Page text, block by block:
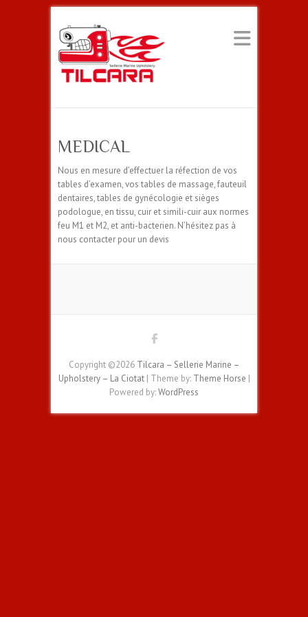
MEDICAL
Nous en mesure d’effectuer la réfection de vos
tables d’examen, vos tables de massage, fauteuil
dentaires, tables de gynécologie et sièges
podologue, en tissu, cuir et simili-cuir aux normes
feu M1 et M2, et anti-bacterien. N’hésitez pas à
nous contacter pour un devis
Copyright ©2026 Tilcara – Sellerie Marine –
Upholstery – La Ciotat| Theme by: Theme Horse |
Powered by:WordPress